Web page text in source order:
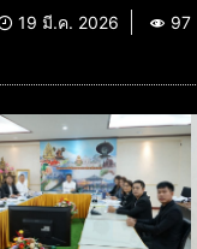
19 มี.ค. 2026 97